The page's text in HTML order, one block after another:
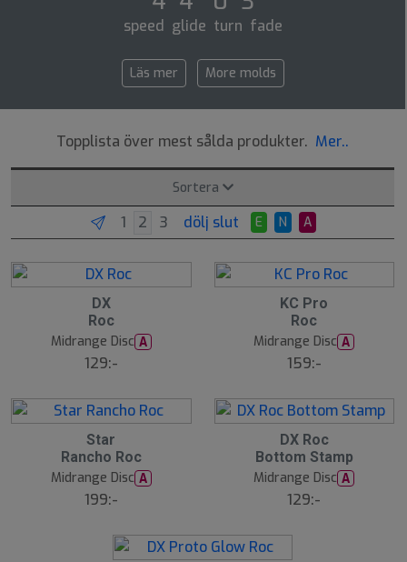
speed glide turn fade
Läs mer More molds
Topplista över mest sålda produkter. Mer..
Sortera
dölj slut E N A
DX
Roc
Midrange Disc A
129:-
KC Pro
Roc
Midrange Disc A
159:-
Star
Rancho Roc
Midrange Disc A
199:-
DX Roc
Bottom Stamp
Midrange Disc A
129:-